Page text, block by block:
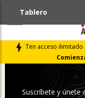
Ten acceso
Tablero
Suscríbete y únete